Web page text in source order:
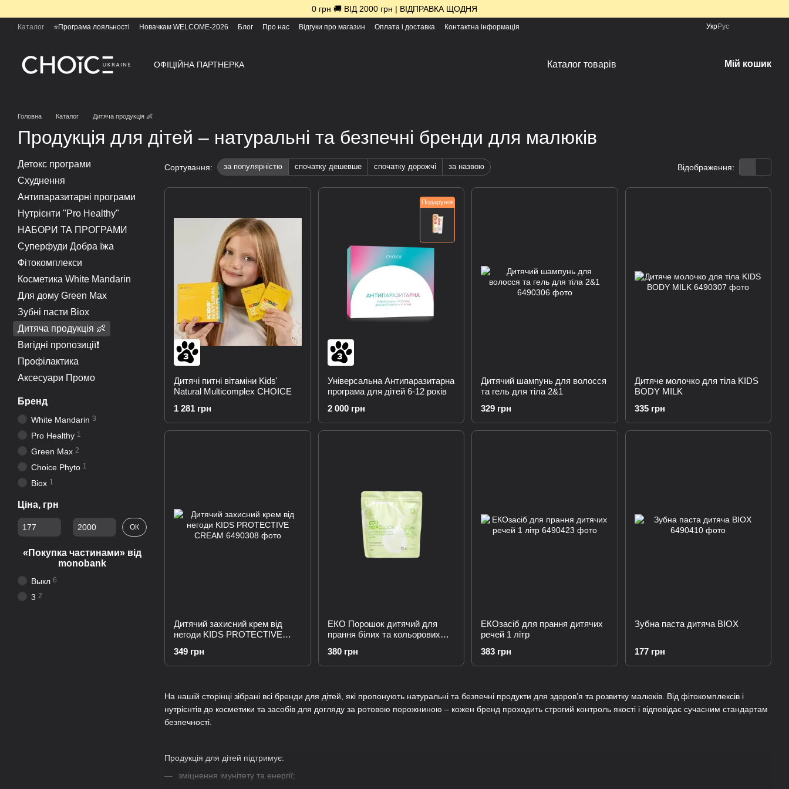
0 грн 🚚 ВІД 2000 грн | ВІДПРАВКА ЩОДНЯ
Каталог ⭐Програма лояльності Новачкам WELCOME-2026 Блог Про нас Відгуки про магазин Оплата і доставка Контактна інформація УкрРус
ОФІЦІЙНА ПАРТНЕРКА Каталог товарів Мій кошик
Головна Каталог Дитяча продукція 👶
Продукція для дітей – натуральні та безпечні бренди для малюків
Сортування: за популярністю спочатку дешевше спочатку дорожчі за назвою Відображення:
На нашій сторінці зібрані всі бренди для дітей, які пропонують натуральні та безпечні продукти для здоров’я та розвитку малюків. Від фітокомплексів і
нутрієнтів до косметики та засобів для догляду за ротовою порожниною – кожен бренд проходить строгий контроль якості і відповідає сучасним стандартам
безпечності.
Продукція для дітей підтримує:
зміцнення імунітету та енергії;
Дитячі питні вітаміни Kids'
Natural Multicomplex CHOICE
1 281 грн
Подарунок
Універсальна Антипаразитарна
програма для дітей 6-12 років
2 000 грн
Дитячий шампунь для волосся
та гель для тіла 2&1
329 грн
Дитяче молочко для тіла KIDS
BODY MILK
335 грн
Дитячий захисний крем від
негоди KIDS PROTECTIVE
349 грн
ЕКО Порошок дитячий для
прання білих та кольорових
380 грн
EКОзасіб для прання дитячих
речей 1 літр
383 грн
Зубна паста дитяча BIOX
177 грн
Детокс програми
Схуднення
Антипаразитарні програми
Нутрієнти "Pro Healthy"
НАБОРИ ТА ПРОГРАМИ
Суперфуди Добра їжа
Фітокомплекси
Косметика White Mandarin
Для дому Green Max
Зубні пасти Biox
Дитяча продукція 👶
Вигідні пропозиції❗
Профілактика
Аксесуари Промо
Бренд
White Mandarin 3
Pro Healthy 1
Green Max 2
Choice Phyto 1
Biox 1
Ціна, грн
Від Ціна, грн
До Ціна, грн ОК
«Покупка частинами» від
monobank
Выкл 6
3 2